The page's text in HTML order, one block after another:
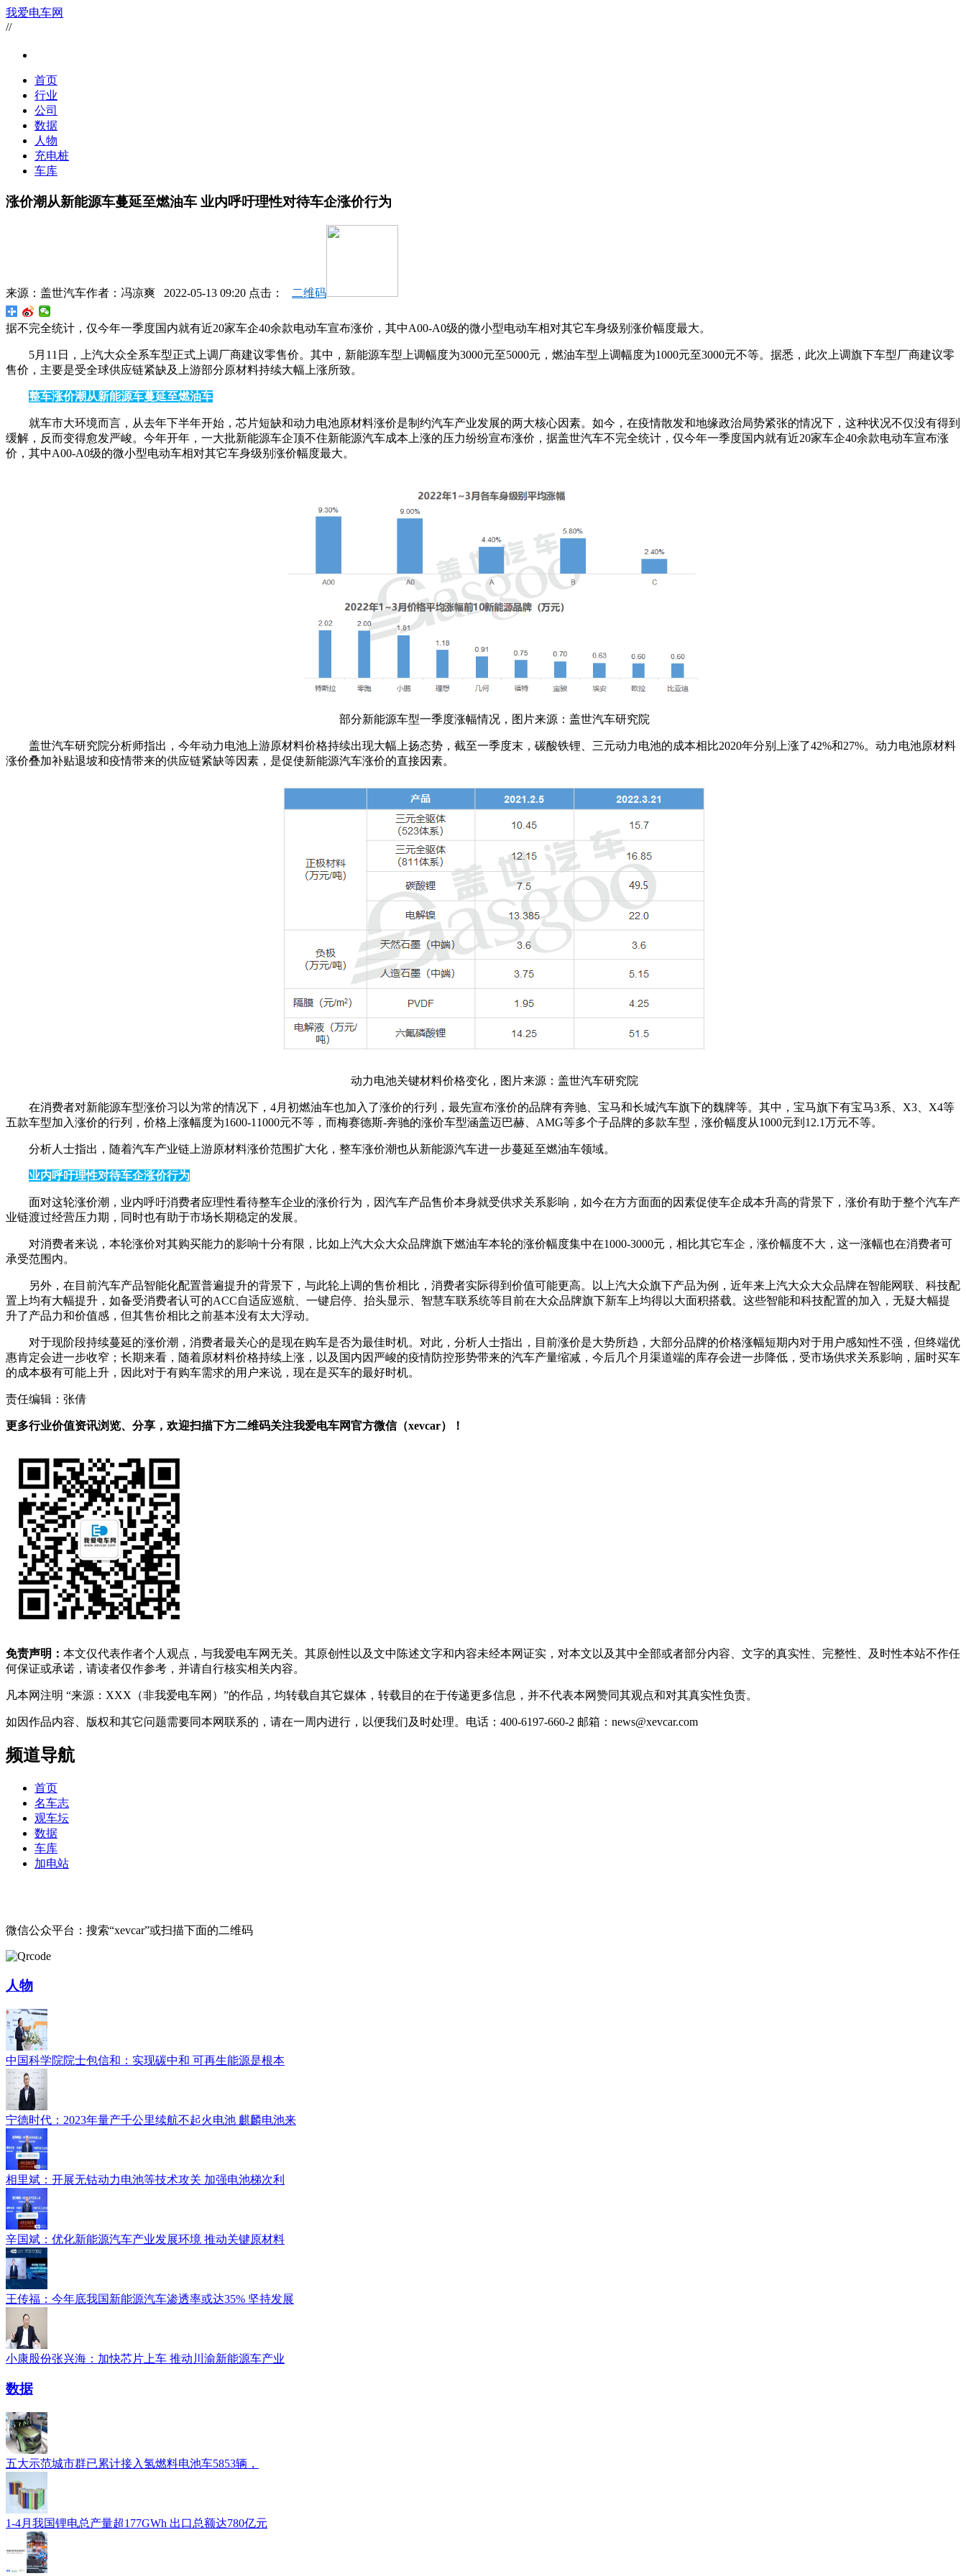
我爱电车网
//
首页
行业
公司
数据
人物
充电桩
车库
涨价潮从新能源车蔓延至燃油车 业内呼吁理性对待车企涨价行为
来源： 盖世汽车作者： 冯凉爽 2022-05-13 09:20 点击： 二维码
据不完全统计，仅今年一季度国内就有近20家车企40余款电动车宣布涨价，其中A00-A0级的微小型电动车相对其它车身级别涨价幅度最大。
5月11日，上汽大众全系车型正式上调厂商建议零售价。其中，新能源车型上调幅度为3000元至5000元，燃油车型上调幅度为1000元至3000元不等。据悉，此次上调旗下车型厂商建议零
售价，主要是受全球供应链紧缺及上游部分原材料持续大幅上涨所致。
整车涨价潮从新能源车蔓延至燃油车
就车市大环境而言，从去年下半年开始，芯片短缺和动力电池原材料涨价是制约汽车产业发展的两大核心因素。如今，在疫情散发和地缘政治局势紧张的情况下，这种状况不仅没有得到
缓解，反而变得愈发严峻。今年开年，一大批新能源车企顶不住新能源汽车成本上涨的压力纷纷宣布涨价，据盖世汽车不完全统计，仅今年一季度国内就有近20家车企40余款电动车宣布涨
价，其中A00-A0级的微小型电动车相对其它车身级别涨价幅度最大。
部分新能源车型一季度涨幅情况，图片来源：盖世汽车研究院
盖世汽车研究院分析师指出，今年动力电池上游原材料价格持续出现大幅上扬态势，截至一季度末，碳酸铁锂、三元动力电池的成本相比2020年分别上涨了42%和27%。动力电池原材料
涨价叠加补贴退坡和疫情带来的供应链紧缺等因素，是促使新能源汽车涨价的直接因素。
动力电池关键材料价格变化，图片来源：盖世汽车研究院
在消费者对新能源车型涨价习以为常的情况下，4月初燃油车也加入了涨价的行列，最先宣布涨价的品牌有奔驰、宝马和长城汽车旗下的魏牌等。其中，宝马旗下有宝马3系、X3、X4等
五款车型加入涨价的行列，价格上涨幅度为1600-11000元不等，而梅赛德斯-奔驰的涨价车型涵盖迈巴赫、AMG等多个子品牌的多款车型，涨价幅度从1000元到12.1万元不等。
分析人士指出，随着汽车产业链上游原材料涨价范围扩大化，整车涨价潮也从新能源汽车进一步蔓延至燃油车领域。
业内呼吁理性对待车企涨价行为
面对这轮涨价潮，业内呼吁消费者应理性看待整车企业的涨价行为，因汽车产品售价本身就受供求关系影响，如今在方方面面的因素促使车企成本升高的背景下，涨价有助于整个汽车产
业链渡过经营压力期，同时也有助于市场长期稳定的发展。
对消费者来说，本轮涨价对其购买能力的影响十分有限，比如上汽大众大众品牌旗下燃油车本轮的涨价幅度集中在1000-3000元，相比其它车企，涨价幅度不大，这一涨幅也在消费者可
承受范围内。
另外，在目前汽车产品智能化配置普遍提升的背景下，与此轮上调的售价相比，消费者实际得到价值可能更高。以上汽大众旗下产品为例，近年来上汽大众大众品牌在智能网联、科技配
置上均有大幅提升，如备受消费者认可的ACC自适应巡航、一键启停、抬头显示、智慧车联系统等目前在大众品牌旗下新车上均得以大面积搭载。这些智能和科技配置的加入，无疑大幅提
升了产品力和价值感，但其售价相比之前基本没有太大浮动。
对于现阶段持续蔓延的涨价潮，消费者最关心的是现在购车是否为最佳时机。对此，分析人士指出，目前涨价是大势所趋，大部分品牌的价格涨幅短期内对于用户感知性不强，但终端优
惠肯定会进一步收窄；长期来看，随着原材料价格持续上涨，以及国内因严峻的疫情防控形势带来的汽车产量缩减，今后几个月渠道端的库存会进一步降低，受市场供求关系影响，届时买车
的成本极有可能上升，因此对于有购车需求的用户来说，现在是买车的最好时机。
责任编辑：张倩
更多行业价值资讯浏览、分享，欢迎扫描下方二维码关注我爱电车网官方微信（xevcar）！
免责声明： 本文仅代表作者个人观点，与我爱电车网无关。其原创性以及文中陈述文字和内容未经本网证实，对本文以及其中全部或者部分内容、文字的真实性、完整性、及时性本站不作任
何保证或承诺，请读者仅作参考，并请自行核实相关内容。
凡本网注明 “来源：XXX（非我爱电车网）”的作品，均转载自其它媒体，转载目的在于传递更多信息，并不代表本网赞同其观点和对其真实性负责。
如因作品内容、版权和其它问题需要同本网联系的，请在一周内进行，以便我们及时处理。电话：400-6197-660-2 邮箱：news@xevcar.com
频道导航
首页
名车志
观车坛
数据
车库
加电站
微信公众平台：搜索“xevcar”或扫描下面的二维码
人物
中国科学院院士包信和：实现碳中和 可再生能源是根本
宁德时代：2023年量产千公里续航不起火电池 麒麟电池来
相里斌：开展无钴动力电池等技术攻关 加强电池梯次利
辛国斌：优化新能源汽车产业发展环境 推动关键原材料
王传福：今年底我国新能源汽车渗透率或达35% 坚持发展
小康股份张兴海：加快芯片上车 推动川渝新能源车产业
数据
五大示范城市群已累计接入氢燃料电池车5853辆，
1-4月我国锂电总产量超177GWh 出口总额达780亿元